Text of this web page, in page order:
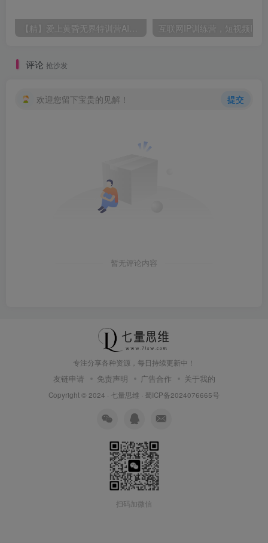
评论 抢沙发
欢迎您留下宝贵的见解！ 提交
暂无评论内容
专注分享各种资源，每日持续更新中！
友链申请 免责声明 广告合作 关于我的
Copyright © 2024 · 七量思维 · 蜀ICP备2024076665号
扫码加微信